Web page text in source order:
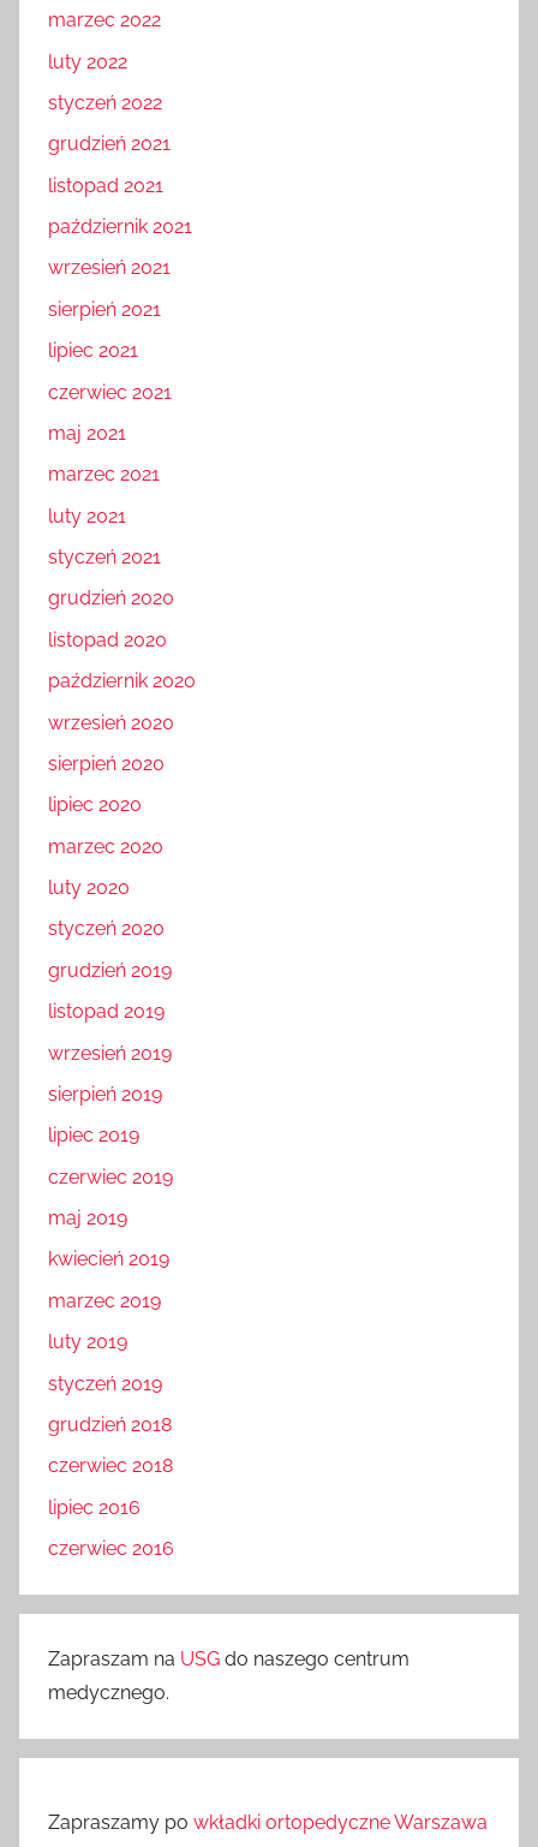
marzec 2022
luty 2022
styczeń 2022
grudzień 2021
listopad 2021
październik 2021
wrzesień 2021
sierpień 2021
lipiec 2021
czerwiec 2021
maj 2021
marzec 2021
luty 2021
styczeń 2021
grudzień 2020
listopad 2020
październik 2020
wrzesień 2020
sierpień 2020
lipiec 2020
marzec 2020
luty 2020
styczeń 2020
grudzień 2019
listopad 2019
wrzesień 2019
sierpień 2019
lipiec 2019
czerwiec 2019
maj 2019
kwiecień 2019
marzec 2019
luty 2019
styczeń 2019
grudzień 2018
czerwiec 2018
lipiec 2016
czerwiec 2016
Zapraszam na USG do naszego centrum
medycznego.
Zapraszamy po wkładki ortopedyczne Warszawa